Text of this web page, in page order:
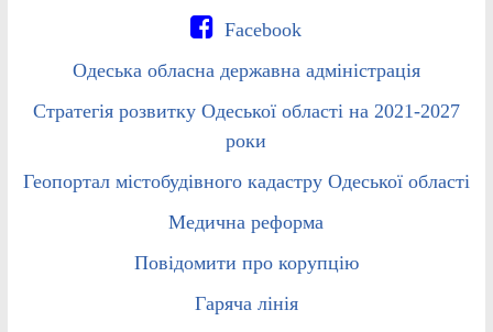
Facebook
Одеська обласна державна адміністрація
Стратегія розвитку Одеської області на 2021-2027
роки
Геопортал містобудівного кадастру Одеської області
Медична реформа
Повідомити про корупцію
Гаряча лінія